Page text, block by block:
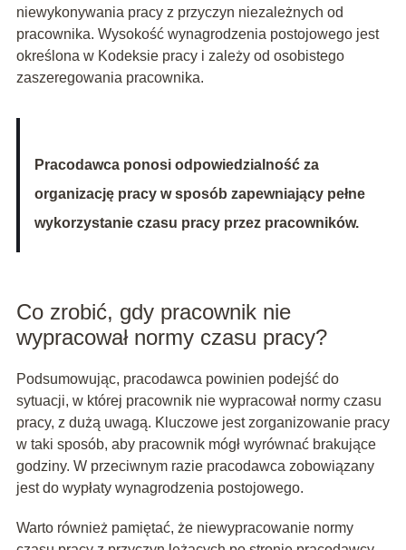
niewykonywania pracy z przyczyn niezależnych od
pracownika. Wysokość wynagrodzenia postojowego jest
określona w Kodeksie pracy i zależy od osobistego
zaszeregowania pracownika.
Pracodawca ponosi odpowiedzialność za
organizację pracy w sposób zapewniający pełne
wykorzystanie czasu pracy przez pracowników.
Co zrobić, gdy pracownik nie
wypracował normy czasu pracy?
Podsumowując, pracodawca powinien podejść do
sytuacji, w której pracownik nie wypracował normy czasu
pracy, z dużą uwagą. Kluczowe jest zorganizowanie pracy
w taki sposób, aby pracownik mógł wyrównać brakujące
godziny. W przeciwnym razie pracodawca zobowiązany
jest do wypłaty wynagrodzenia postojowego.
Warto również pamiętać, że niewypracowanie normy